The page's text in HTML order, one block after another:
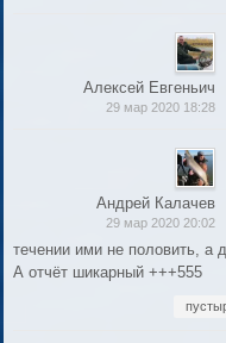
Алексей Евгеньич
29 мар 2020 18:28
Андрей Калачев
29 мар 2020 20:02
течении ими не половить, а
А отчёт шикарный +++555